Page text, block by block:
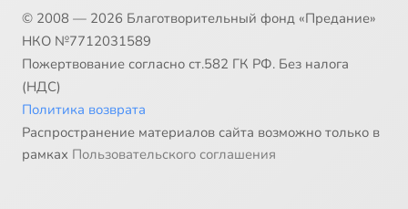
© 2008 — 2026 Благотворительный фонд «Предание»
НКО №7712031589
Пожертвование согласно ст.582 ГК РФ. Без налога
(НДС)
Политика возврата
Распространение материалов сайта возможно только в
рамках Пользовательского соглашения